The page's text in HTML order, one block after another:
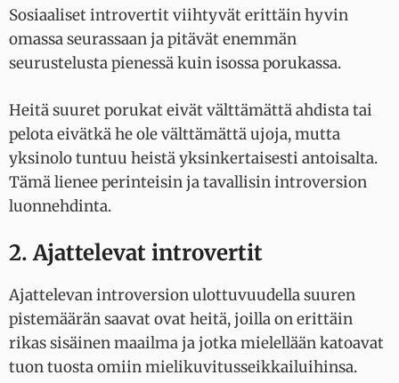
Sosiaaliset introvertit viihtyvät erittäin hyvin
omassa seurassaan ja pitävät enemmän
seurustelusta pienessä kuin isossa porukassa.
Heitä suuret porukat eivät välttämättä ahdista tai
pelota eivätkä he ole välttämättä ujoja, mutta
yksinolo tuntuu heistä yksinkertaisesti antoisalta.
Tämä lienee perinteisin ja tavallisin introversion
luonnehdinta.
2. Ajattelevat introvertit
Ajattelevan introversion ulottuvuudella suuren
pistemäärän saavat ovat heitä, joilla on erittäin
rikas sisäinen maailma ja jotka mielellään katoavat
tuon tuosta omiin mielikuvitusseikkailuihinsa.